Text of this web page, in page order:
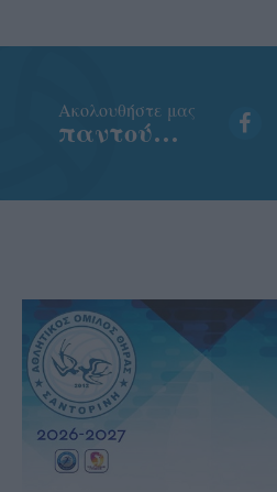
Aκολουθήστε μας
παντού…